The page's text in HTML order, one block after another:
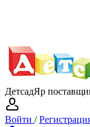
ДетсадЯр
Войти /